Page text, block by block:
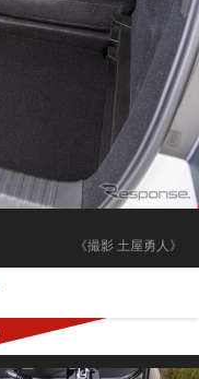
《撮影 土屋勇人》